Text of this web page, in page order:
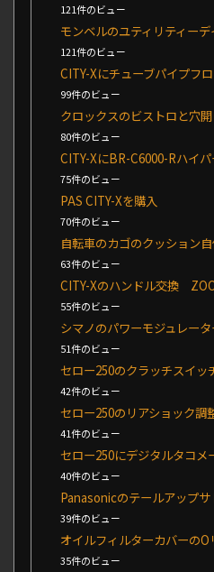
121件のビュー
モンベルのユティリティー
121件のビュー
CITY-Xにチューブパイプフ
99件のビュー
クロックスのビストロと穴
80件のビュー
CITY-XにBR-C6000-Rハイ
75件のビュー
PAS CITY-Xを購入
70件のビュー
自転車のカゴのクッション
63件のビュー
CITY-Xのハンドル交換
55件のビュー
シマノのパワーモジュレー
51件のビュー
セロー250のクラッチスイッ
42件のビュー
セロー250のリアショック調
41件のビュー
セロー250にデジタルタコメ
40件のビュー
Panasonicのテールアップ
39件のビュー
オイルフィルターカバーの
35件のビュー